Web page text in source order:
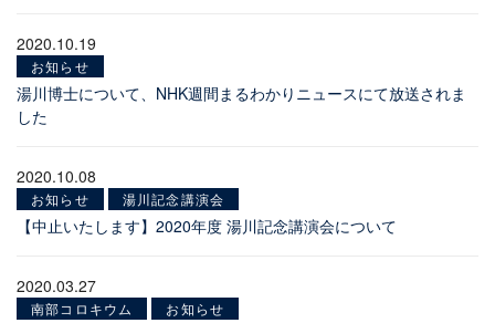
2020.10.19
お知らせ
湯川博士について、NHK週間まるわかりニュースにて放送されま
した
2020.10.08
お知らせ 湯川記念講演会
【中止いたします】2020年度 湯川記念講演会について
2020.03.27
南部コロキウム お知らせ